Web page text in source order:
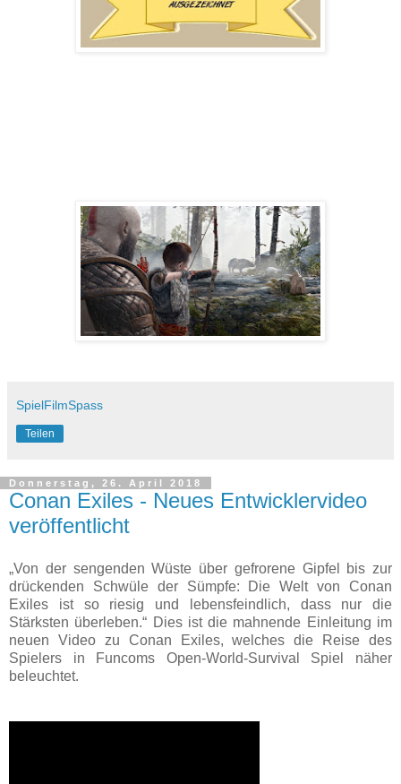
SpielFilmSpass
Teilen
Donnerstag, 26. April 2018
Conan Exiles - Neues Entwicklervideo
veröffentlicht
„Von der sengenden Wüste über gefrorene Gipfel bis zur
drückenden Schwüle der Sümpfe: Die Welt von Conan
Exiles ist so riesig und lebensfeindlich, dass nur die
Stärksten überleben.“ Dies ist die mahnende Einleitung im
neuen Video zu Conan Exiles, welches die Reise des
Spielers in Funcoms Open-World-Survival Spiel näher
beleuchtet.